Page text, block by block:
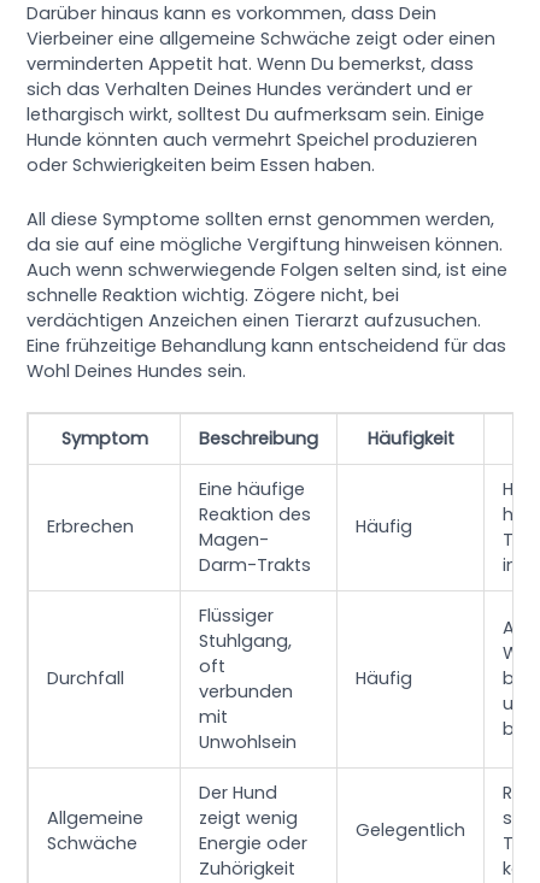
Darüber hinaus kann es vorkommen, dass Dein
Vierbeiner eine allgemeine Schwäche zeigt oder einen
verminderten Appetit hat. Wenn Du bemerkst, dass
sich das Verhalten Deines Hundes verändert und er
lethargisch wirkt, solltest Du aufmerksam sein. Einige
Hunde könnten auch vermehrt Speichel produzieren
oder Schwierigkeiten beim Essen haben.
All diese Symptome sollten ernst genommen werden,
da sie auf eine mögliche Vergiftung hinweisen können.
Auch wenn schwerwiegende Folgen selten sind, ist eine
schnelle Reaktion wichtig. Zögere nicht, bei
verdächtigen Anzeichen einen Tierarzt aufzusuchen.
Eine frühzeitige Behandlung kann entscheidend für das
Wohl Deines Hundes sein.
Symptom Beschreibung Häufigkeit
Erbrechen
Eine häufige
Reaktion des
Magen-
Darm-Trakts
Häufig
Durchfall
Flüssiger
Stuhlgang,
oft
verbunden
mit
Unwohlsein
Häufig
und
Allgemeine
Schwäche
Der Hund
zeigt wenig
Energie oder
Zuhörigkeit
Gelegentlich